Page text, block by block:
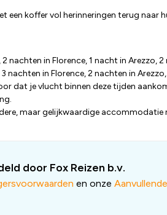
koffer vol herinneringen terug naar
in Florence, 1 nacht in Arezzo,
in Florence, 2 nachten in
dat je vlucht binnen deze tijden
maar gelijkwaardige
door Fox Reizen b.v.
en onze